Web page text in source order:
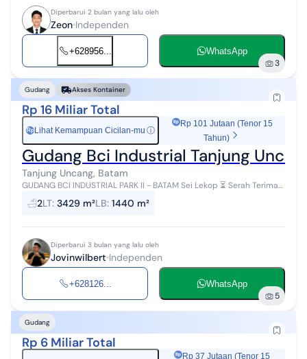
Diperbarui 2 bulan yang lalu oleh
Zeon Independen
+628956... WhatsApp
3
Gudang Akses Kontainer
Rp 16 Miliar Total
Rp Lihat Kemampuan Cicilan-mu ⓘ
Rp 101 Jutaan (Tenor 15
Tahun)
Gudang Bci Industrial Tanjung
Tanjung Uncang, Batam
GUDANG BCI INDUSTRIAL PARK II - BATAM Sei Lekop ⏳ Serah Terima
±15 Bulan Spesifikasi: Ukuran: 24x60 | 24x78 | 24x96 | 24x102 Luas
Bangunan: 1....
2LT: 3429 m²LB: 1440 m²
Diperbarui 3 bulan yang lalu oleh
Jovinwilbert Independen
+628126... WhatsApp
5
Gudang
Rp 6 Miliar Total
Rp 37 Jutaan (Tenor 15